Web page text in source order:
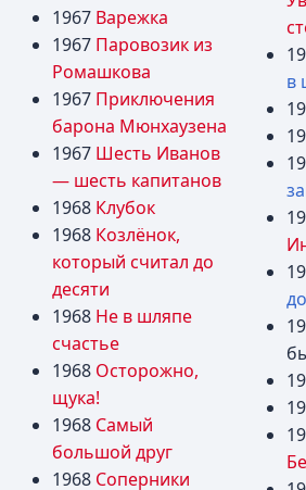
1967 Варежка
1967 Паровозик из
Ромашкова
1967 Приключения
барона Мюнхаузена
1967 Шесть Иванов
— шесть капитанов
1968 Клубок
1968 Козлёнок,
который считал до
десяти
1968 Не в шляпе
счастье
1968 Осторожно,
щука!
1968 Самый
большой друг
1968 Соперники
в